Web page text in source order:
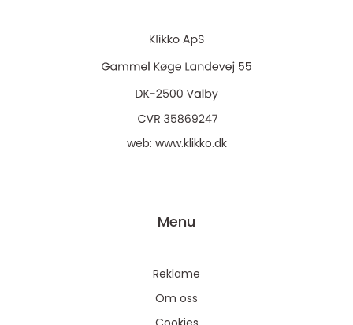
web: www.klikko.dk
Menu
Reklame
Om oss